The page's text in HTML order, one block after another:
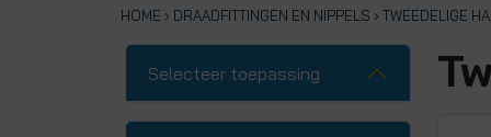
HOME › DRAADFITTINGEN EN NIPPELS › TWEEDELIGE
Selecteer toepassing